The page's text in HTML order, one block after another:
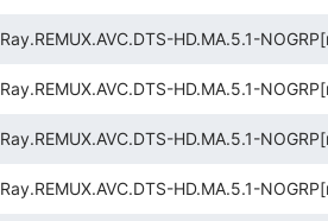
HD.MA.5.1-
HD.MA.5.1-
HD.MA.5.1-
HD.MA.5.1-